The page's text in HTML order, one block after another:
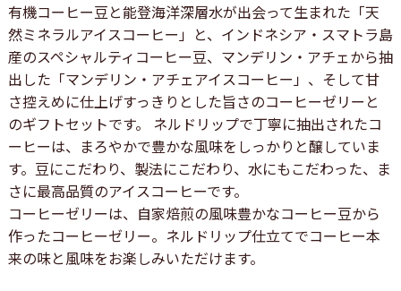
有機コーヒー豆と能登海洋深層水が出会って生まれた「天
然ミネラルアイスコーヒー」と、インドネシア・スマトラ島
産のスペシャルティコーヒー豆、マンデリン・アチェから抽
出した「マンデリン・アチェアイスコーヒー」、そして甘
さ控えめに仕上げすっきりとした旨さのコーヒーゼリーと
のギフトセットです。 ネルドリップで丁寧に抽出されたコ
ーヒーは、まろやかで豊かな風味をしっかりと醸していま
す。豆にこだわり、製法にこだわり、水にもこだわった、ま
さに最高品質のアイスコーヒーです。
コーヒーゼリーは、自家焙煎の風味豊かなコーヒー豆から
作ったコーヒーゼリー。ネルドリップ仕立てでコーヒー本
来の味と風味をお楽しみいただけます。